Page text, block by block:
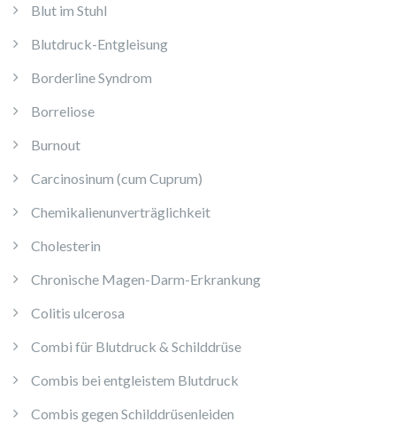
Blut im Stuhl
Blutdruck-Entgleisung
Borderline Syndrom
Borreliose
Burnout
Carcinosinum (cum Cuprum)
Chemikalienunverträglichkeit
Cholesterin
Chronische Magen-Darm-Erkrankung
Colitis ulcerosa
Combi für Blutdruck & Schilddrüse
Combis bei entgleistem Blutdruck
Combis gegen Schilddrüsenleiden